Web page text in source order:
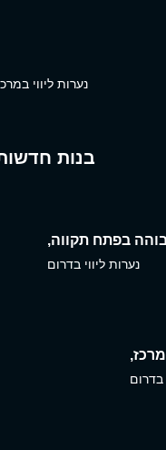
נערות ליווי
בנות
בפתח תקווה,
נערות ליווי בדרום
מרכז,
בדרום